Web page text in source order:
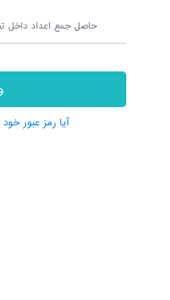
آیا رمز عبور